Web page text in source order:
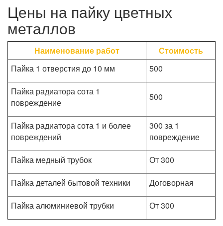
Цены на пайку цветных
металлов
Наименование работ
Стоимость
Пайка 1 отверстия до 10 мм
500
Пайка радиатора сота 1
повреждение
500
Пайка радиатора сота 1 и более
повреждений
300 за 1
повреждение
Пайка медный трубок
От 300
Пайка деталей бытовой техники
Договорная
Пайка алюминиевой трубки
От 300